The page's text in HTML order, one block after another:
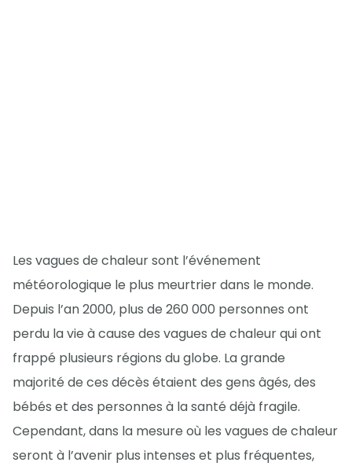
Les vagues de chaleur sont l’événement
météorologique le plus meurtrier dans le monde.
Depuis l’an 2000, plus de 260 000 personnes ont
perdu la vie à cause des vagues de chaleur qui ont
frappé plusieurs régions du globe. La grande
majorité de ces décès étaient des gens âgés, des
bébés et des personnes à la santé déjà fragile.
Cependant, dans la mesure où les vagues de chaleur
seront à l’avenir plus intenses et plus fréquentes,